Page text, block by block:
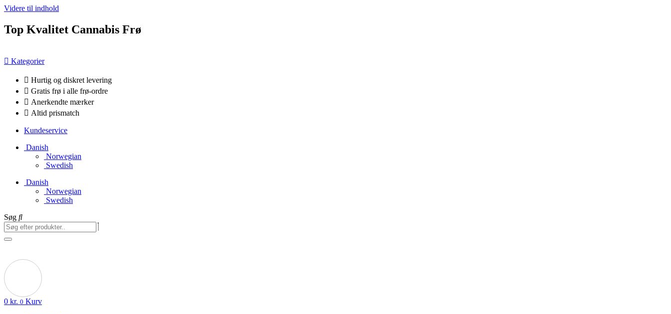
Videre til indhold
Top Kvalitet Cannabis Frø
Kategorier
Hurtig og diskret levering
Gratis frø i alle frø-ordre
Anerkendte mærker
Altid prismatch
Kundeservice
Danish
Norwegian
Swedish
Danish
Norwegian
Swedish
Søg
0 kr. 0 Kurv